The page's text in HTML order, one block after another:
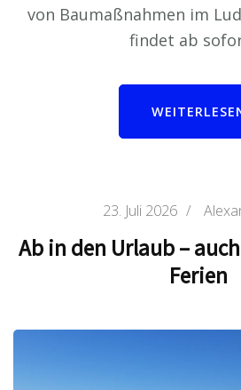
von Baumaßnahmen im
findet ab
23. Juli 2026 /
Ab in den Urlaub –
Ferien